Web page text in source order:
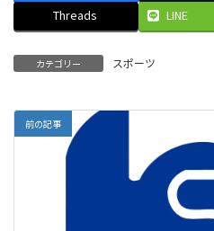
Threads
LINE
カテゴリー スポーツ
前の記事